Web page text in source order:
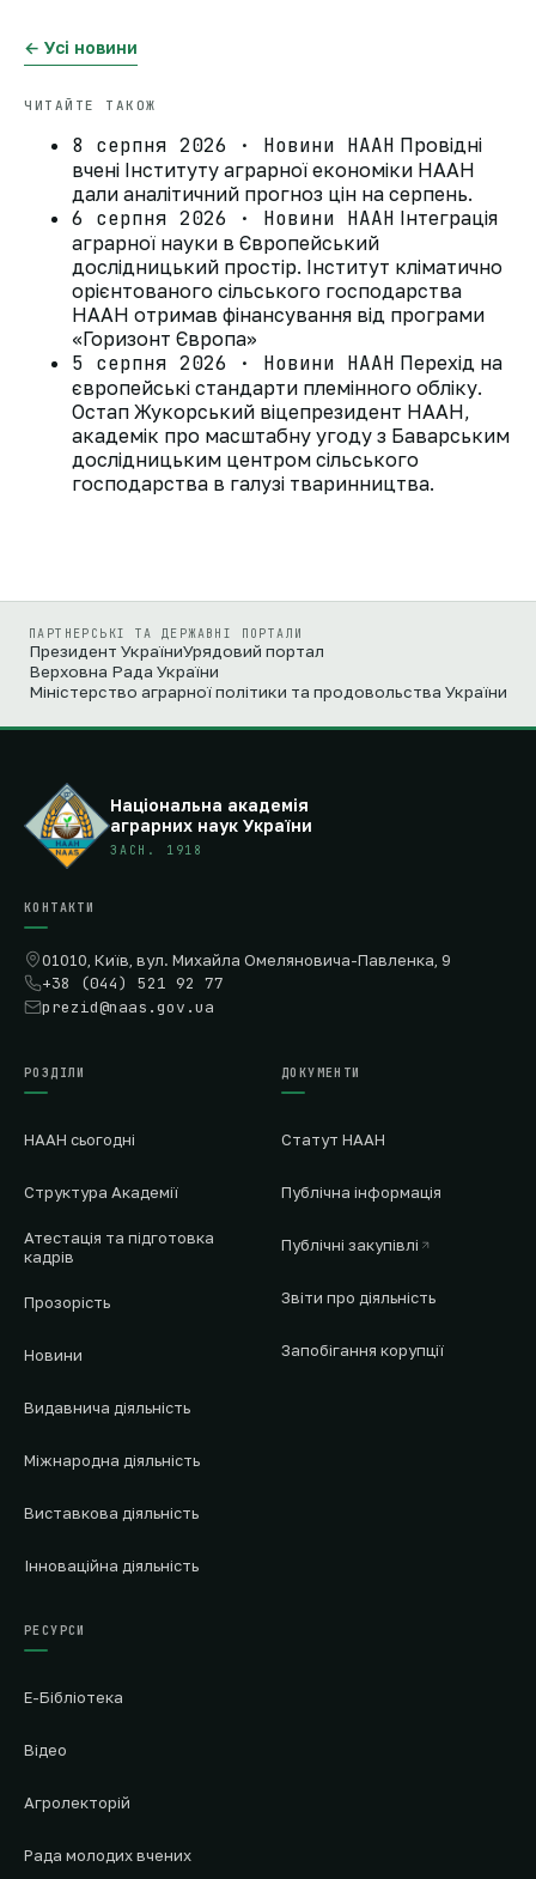
← Усі новини
ЧИТАЙТЕ ТАКОЖ
8 серпня 2026 · Новини НААН Провідні
вчені Інституту аграрної економіки НААН
дали аналітичний прогноз цін на серпень.
6 серпня 2026 · Новини НААН Інтеграція
аграрної науки в Європейський
дослідницький простір. Інститут кліматично
орієнтованого сільського господарства
НААН отримав фінансування від програми
«Горизонт Європа»
5 серпня 2026 · Новини НААН Перехід на
європейські стандарти племінного обліку.
Остап Жукорський віцепрезидент НААН,
академік про масштабну угоду з Баварським
дослідницьким центром сільського
господарства в галузі тваринництва.
ПАРТНЕРСЬКІ ТА ДЕРЖАВНІ ПОРТАЛИ
Президент УкраїниУрядовий портал
Верховна Рада України
Міністерство аграрної політики та продовольства України
Національна академія
аграрних наук України
ЗАСН. 1918
КОНТАКТИ
01010, Київ, вул. Михайла Омеляновича-Павленка, 9
+38 (044) 521 92 77
prezid@naas.gov.ua
РОЗДІЛИ
НААН сьогодні
Структура Академії
Атестація та підготовка
кадрів
Прозорість
Новини
Видавнича діяльність
Міжнародна діяльність
Виставкова діяльність
Інноваційна діяльність
ДОКУМЕНТИ
Статут НААН
Публічна інформація
Публічні закупівлі
Звіти про діяльність
Запобігання корупції
РЕСУРСИ
Е-Бібліотека
Відео
Агролекторій
Рада молодих вчених